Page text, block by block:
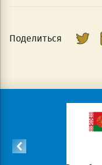
Поделиться